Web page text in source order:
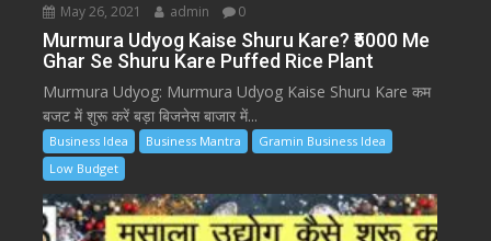
May 26, 2021 admin 0
Murmura Udyog Kaise Shuru Kare? ₹5000 Me
Ghar Se Shuru Kare Puffed Rice Plant
Murmura Udyog: Murmura Udyog Kaise Shuru Kare कम
बजट में शुरू करें बड़ा बिजनेस बाजार में...
Business Idea Business Mantra
Gramin Business Idea
Low Budget